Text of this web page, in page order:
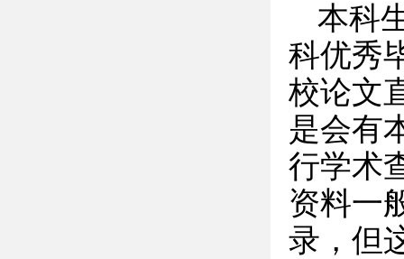
本科
科优秀
校论文
是会有
行学术
资料一
录，但